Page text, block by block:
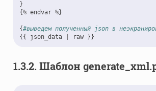
}
{% endvar %}
{#выведем полученный json в
{{
json_data raw }}
1.3.2. Шаблон